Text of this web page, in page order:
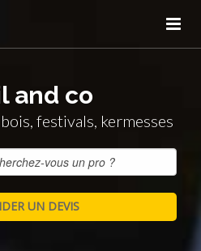
and co
festivals, kermesses